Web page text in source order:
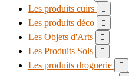
Les produits cuirs 
Les produits déco 
Les Objets d'Arts 
Les Produits Sols 
Les produits droguerie 